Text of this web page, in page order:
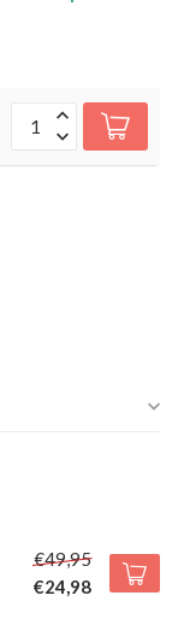
€49,95
€24,98